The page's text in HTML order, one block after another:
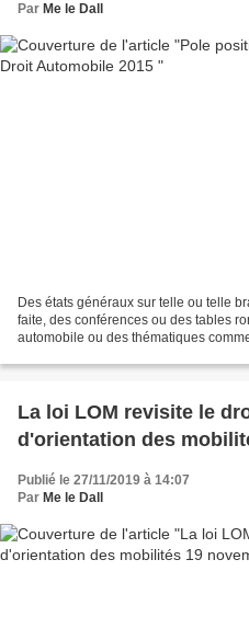
Par Me le Dall
Des états généraux sur telle ou telle
faite, des conférences ou des tables
automobile ou des thématiques
La loi LOM revisite le
d'orientation des
Publié le 27/11/2019 à 14:07
Par Me le Dall